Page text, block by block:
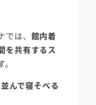
は、 館内着
を共有するス
んで寝そべる